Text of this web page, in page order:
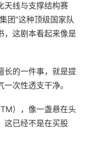
天线与支撑结构赛
团”这种顶级国家队
，这剧本看起来像是
长的一件事，就是提
次性透支干净。
），像一盏悬在头
这已经不是在买股